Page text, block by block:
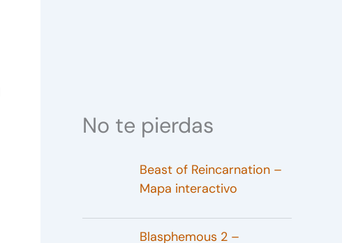
No te pierdas
Beast of Reincarnation –
Mapa interactivo
Blasphemous 2 –